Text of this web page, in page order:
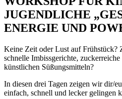
JUGENDLICHE
ENERGIE UND
Keine Zeit oder Lust auf Frühstück?
schnelle Imbissgerichte,
künstlichen Süßungsmitteln?
In diesen drei Tagen zeigen wir dir/
einfach, schnell und lecker gelingen